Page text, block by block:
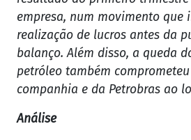
empresa, num movimento que
realização de lucros antes da
balanço. Além disso, a queda
petróleo também
companhia e da Petrobras ao
Análise